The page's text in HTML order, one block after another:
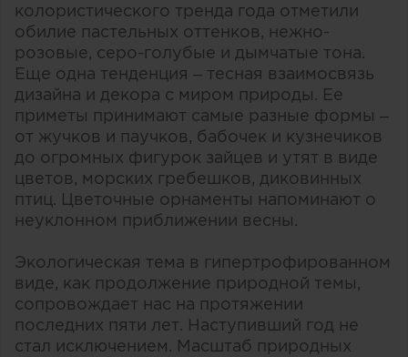
колористического тренда года отметили
обилие пастельных оттенков, нежно-
розовые, серо-голубые и дымчатые тона.
Еще одна тенденция – тесная взаимосвязь
дизайна и декора с миром природы. Ее
приметы принимают самые разные формы –
от жучков и паучков, бабочек и кузнечиков
до огромных фигурок зайцев и утят в виде
цветов, морских гребешков, диковинных
птиц. Цветочные орнаменты напоминают о
неуклонном приближении весны.
Экологическая тема в гипертрофированном
виде, как продолжение природной темы,
сопровождает нас на протяжении
последних пяти лет. Наступивший год не
стал исключением. Масштаб природных